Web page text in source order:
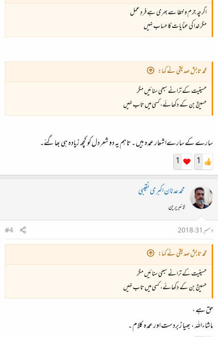
اگرچہ جرم و خطا سے بھری ہے فردِ عمل
مگر خدا کی عنایات کا حساب نہیں
محمد تابش صدیقی نے کہا:
حسینیت کے ترانے سبھی سنائیں مگر
حسینؓ بن کے دکھائے، کسی میں تاب نہیں
سارے کے سارےاشعار عمدہ ہیں ۔ تاہم یہ دو شعر دل کو کچھ زیادہ ہی بھاگئے۔
1
1
محمد عدنان اکبری نقیبی
لائبریرین
دسمبر 31، 2018
#4
محمد تابش صدیقی نے کہا:
حسینیت کے ترانے سبھی سنائیں مگر
حسینؓ بن کے دکھائے، کسی میں تاب نہیں
حق ہے ،
ماشاءاللہ ، بھیا زبردست اور عمدہ کلام ۔